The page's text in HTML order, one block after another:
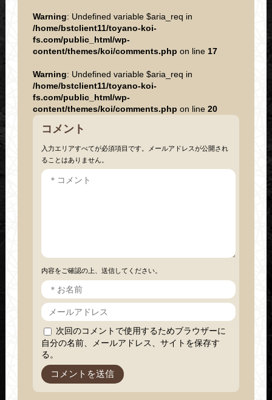
Warning: Undefined variable $aria_req in
/home/bstclient11/toyano-koi-
fs.com/public_html/wp-
content/themes/koi/comments.php on line 17
Warning: Undefined variable $aria_req in
/home/bstclient11/toyano-koi-
fs.com/public_html/wp-
content/themes/koi/comments.php on line 20
コメント
入力エリアすべてが必須項目です。メールアドレスが公開され
ることはありません。
内容をご確認の上、送信してください。
次回のコメントで使用するためブラウザーに
自分の名前、メールアドレス、サイトを保存す
る。